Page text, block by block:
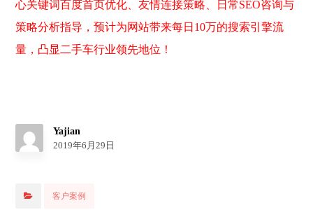
心关键词百度首页优化、友情连接策略、日常SEO咨询与
策略分析指导，预计为网站带来每日10万的搜索引擎流
量，凸显二手车行业领先地位！
Yajian
2019年6月29日
客户案例